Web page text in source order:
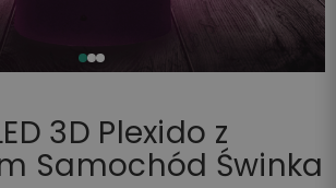
3D Plexido z
Samochód Świnka